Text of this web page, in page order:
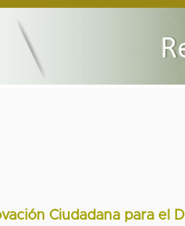
Ciudadana para el